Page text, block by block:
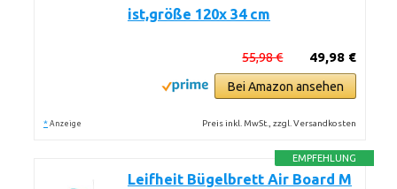
ist,größe 120x 34 cm
49,98 €
55,98 €
Bei Amazon ansehen
* Anzeige Preis inkl. MwSt., zzgl. Versandkosten
EMPFEHLUNG
Leifheit Bügelbrett Air Board M